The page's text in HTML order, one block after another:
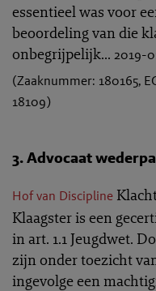
essentieel was voor
beoordeling van die
onbegrijpelijk... 2019-
(Zaaknummer: 180165,
18109)
3. Advocaat
Hof van Discipline
Klaagster is een
in art. 1.1 Jeugdwet.
zijn onder toezicht
ingevolge een